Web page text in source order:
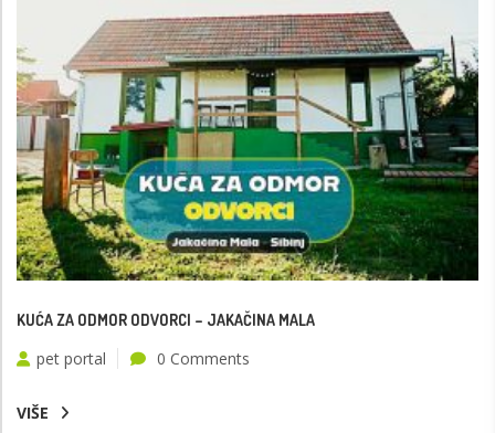
KUĆA ZA ODMOR ODVORCI – JAKAČINA MALA
pet portal 0 Comments
VIŠE